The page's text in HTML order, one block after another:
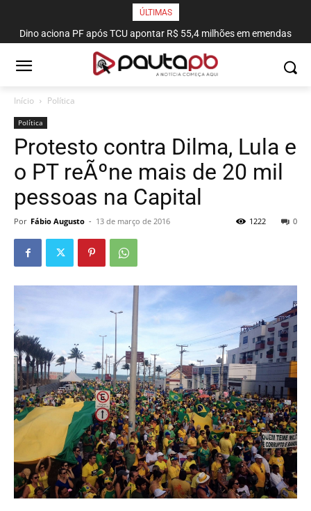
ÚLTIMAS
Dino aciona PF após TCU apontar R$ 55,4 milhões em emendas
suspeitas
Início Política
Política
Protesto contra Dilma, Lula e
o PT reÃºne mais de 20 mil
pessoas na Capital
Por Fábio Augusto - 13 de março de 2016 0
1222